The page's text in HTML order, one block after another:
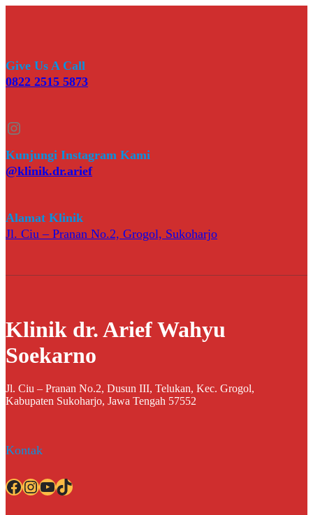
Give Us A Call
0822 2515 5873
Instagram
Kunjungi Instagram Kami
@klinik.dr.arief
Alamat Klinik
Jl. Ciu – Pranan No.2, Grogol, Sukoharjo
Klinik dr. Arief Wahyu
Soekarno
Jl. Ciu – Pranan No.2, Dusun III, Telukan, Kec. Grogol,
Kabupaten Sukoharjo, Jawa Tengah 57552
Kontak
Facebook InstagramYouTube TikTok